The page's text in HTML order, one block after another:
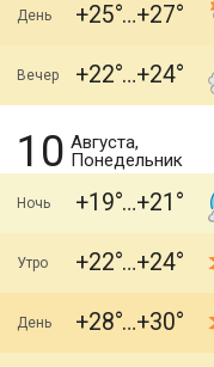
День +25 +27
Вечер +22 +24
10 Августа,
Понедельник
Ночь +19 +21
Утро +22 +24
День +28 +30